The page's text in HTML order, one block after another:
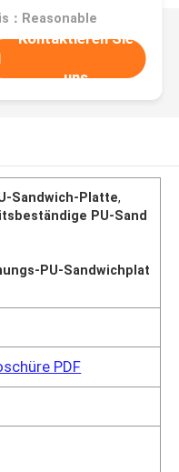
：Reasonable
Kontaktieren Sie
uns
Sandwich-Platte,
PU-Sand
PU-Sandwichplat
PDF